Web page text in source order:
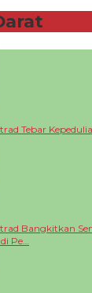
Tebar
Bangkitkan
Pe…